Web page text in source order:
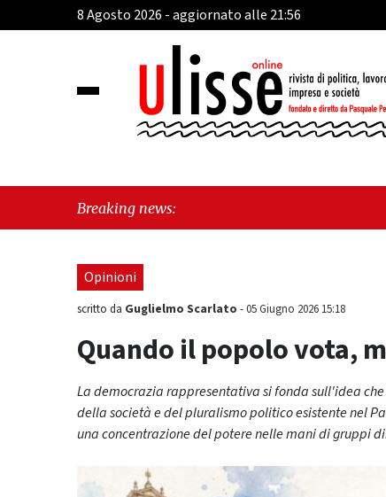
8 Agosto 2026 - aggiornato alle 21:56
Breaking news:
Opinioni
scritto da Guglielmo Scarlato -05 Giugno 2026 15:18
Quando il popolo vota,
La democrazia rappresentativa si fonda sull'idea
della società e del pluralismo politico esistente nel
una concentrazione del potere nelle mani di gruppi